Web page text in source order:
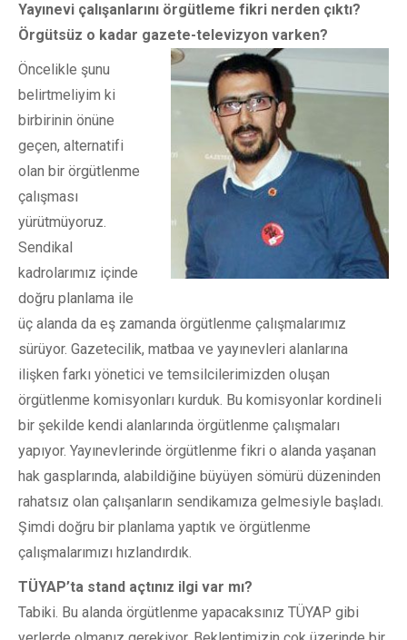
Yayınevi çalışanlarını örgütleme fikri nerden çıktı?
Örgütsüz o kadar gazete-televizyon varken?
Öncelikle şunu
belirtmeliyim ki
birbirinin önüne
geçen, alternatifi
olan bir örgütlenme
çalışması
yürütmüyoruz.
Sendikal
kadrolarımız içinde
doğru planlama ile
üç alanda da eş zamanda örgütlenme çalışmalarımız
sürüyor. Gazetecilik, matbaa ve yayınevleri alanlarına
ilişken farkı yönetici ve temsilcilerimizden oluşan
örgütlenme komisyonları kurduk. Bu komisyonlar kordineli
bir şekilde kendi alanlarında örgütlenme çalışmaları
yapıyor. Yayınevlerinde örgütlenme fikri o alanda yaşanan
hak gasplarında, alabildiğine büyüyen sömürü düzeninden
rahatsız olan çalışanların sendikamıza gelmesiyle başladı.
Şimdi doğru bir planlama yaptık ve örgütlenme
çalışmalarımızı hızlandırdık.
TÜYAP’ta stand açtınız ilgi var mı?
Tabiki. Bu alanda örgütlenme yapacaksınız TÜYAP gibi